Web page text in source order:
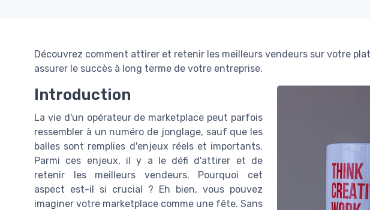
Découvrez comment attirer et retenir les meilleurs vendeurs sur votre
assurer le succès à long terme de votre entreprise.
Introduction
La vie d'un opérateur de marketplace peut parfois
ressembler à un numéro de jonglage, sauf que les
balles sont remplies d'enjeux réels et importants.
Parmi ces enjeux, il y a le défi d'attirer et de
retenir les meilleurs vendeurs. Pourquoi cet
aspect est-il si crucial ? Eh bien, vous pouvez
imaginer votre marketplace comme une fête. Sans